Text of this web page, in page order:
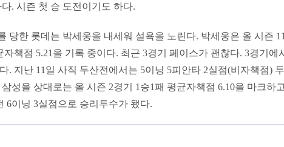
. 시즌 첫 승 도전이기도 하다.
당한 롯데는 박세웅을 내세워 설욕을 노린다. 박세웅은 올 시즌
자책점 5.21을 기록 중이다. 최근 3경기 페이스가 괜찮다. 3경기에
. 지난 11일 사직 두산전에서는 5이닝 5피안타 2실점(비자책점)
성을 상대로는 올 시즌 2경기 1승1패 평균자책점 6.10을 마크하
6이닝 3실점으로 승리투수가 됐다.